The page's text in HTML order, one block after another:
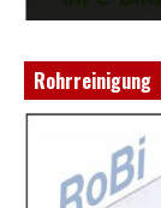
Rohrreinigung